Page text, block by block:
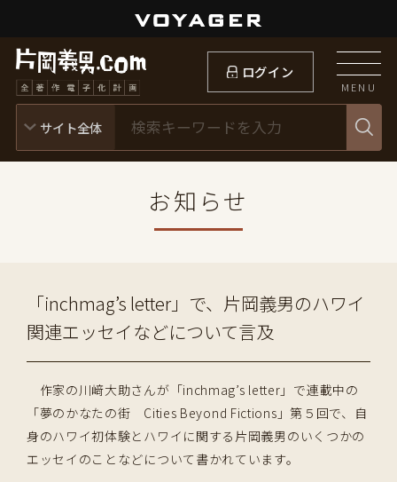
ログイン
MENU
お知らせ
「inchmag’s letter」で、片岡義男のハワイ
関連エッセイなどについて言及
作家の川﨑大助さんが「inchmag’s letter」で連載中の
「夢のかなたの街 Cities Beyond Fictions」第５回で、自
身のハワイ初体験とハワイに関する片岡義男のいくつかの
エッセイのことなどについて書かれています。